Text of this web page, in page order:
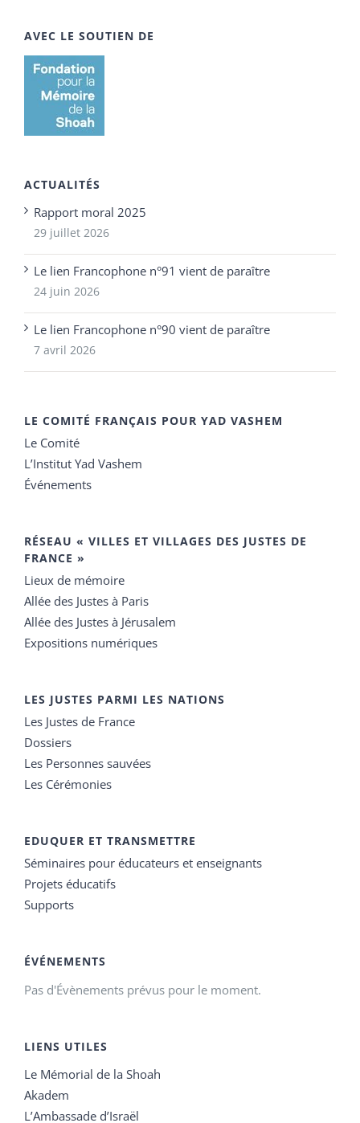
AVEC LE SOUTIEN DE
ACTUALITÉS
Rapport moral 2025
29 juillet 2026
Le lien Francophone n°91 vient de paraître
24 juin 2026
Le lien Francophone n°90 vient de paraître
7 avril 2026
LE COMITÉ FRANÇAIS POUR YAD VASHEM
Le Comité
L’Institut Yad Vashem
Événements
RÉSEAU « VILLES ET VILLAGES DES JUSTES DE
FRANCE »
Lieux de mémoire
Allée des Justes à Paris
Allée des Justes à Jérusalem
Expositions numériques
LES JUSTES PARMI LES NATIONS
Les Justes de France
Dossiers
Les Personnes sauvées
Les Cérémonies
EDUQUER ET TRANSMETTRE
Séminaires pour éducateurs et enseignants
Projets éducatifs
Supports
ÉVÉNEMENTS
Pas d'Évènements prévus pour le moment.
LIENS UTILES
Le Mémorial de la Shoah
Akadem
L’Ambassade d’Israël